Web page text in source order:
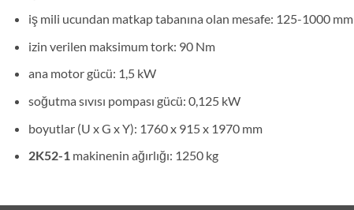
iş mili ucundan matkap tabanına olan mesafe: 125-1000 mm
izin verilen maksimum tork: 90 Nm
ana motor gücü: 1,5 kW
soğutma sıvısı pompası gücü: 0,125 kW
boyutlar (U x G x Y): 1760 x 915 x 1970 mm
2K52-1makinenin ağırlığı: 1250 kg